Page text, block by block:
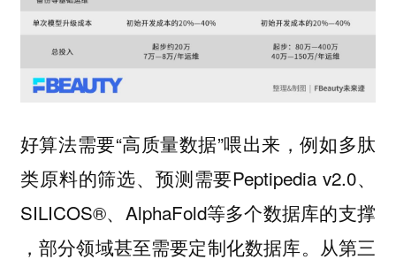
好算法需要“高质量数据”喂出来，例如多肽
类原料的筛选、预测需要Peptipedia v2.0、
SILICOS®、AlphaFold等多个数据库的支撑
，部分领域甚至需要定制化数据库。从第三